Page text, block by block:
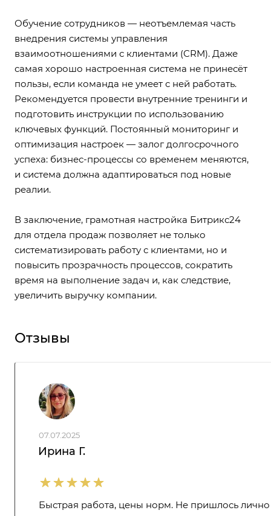
Обучение сотрудников — неотъемлемая часть
внедрения системы управления
взаимоотношениями с клиентами (CRM). Даже
самая хорошо настроенная система не принесёт
пользы, если команда не умеет с ней работать.
Рекомендуется провести внутренние тренинги и
подготовить инструкции по использованию
ключевых функций. Постоянный мониторинг и
оптимизация настроек — залог долгосрочного
успеха: бизнес-процессы со временем меняются,
и система должна адаптироваться под новые
реалии.
В заключение, грамотная настройка Битрикс24
для отдела продаж позволяет не только
систематизировать работу с клиентами, но и
повысить прозрачность процессов, сократить
время на выполнение задач и, как следствие,
увеличить выручку компании.
Отзывы
07.07.2025
Ирина Г.
Быстрая работа, цены норм. Не пришлось